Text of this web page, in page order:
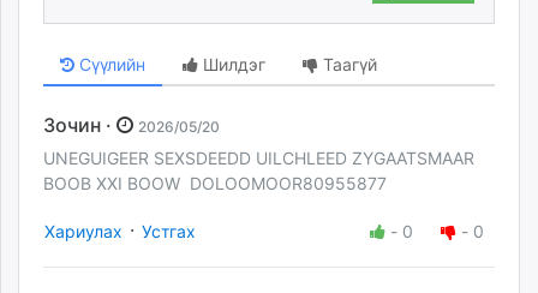
Сүүлийн Шилдэг Таагүй
Зочин · 2026/05/20
UNEGUIGEER SEXSDEEDD UILCHLEED ZYGAATSMAAR
BOOB XXI BOOW DOLOOMOOR80955877
Хариулах · Устгах - 0 - 0